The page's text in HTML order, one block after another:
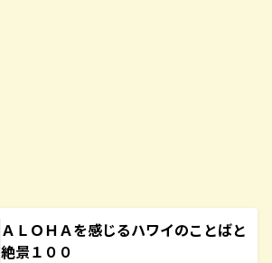
ＡＬＯＨＡを感じるハワイのことばと
絶景１００